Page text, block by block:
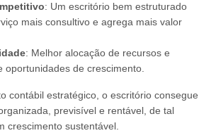
: Um escritório bem estruturado
mais consultivo e agrega mais valor
: Melhor alocação de recursos e
oportunidades de crescimento.
contábil estratégico, o escritório consegue
previsível e rentável, de tal
crescimento sustentável.